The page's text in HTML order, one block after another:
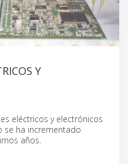
Y
eléctricos y electrónicos
se ha incrementado
años.